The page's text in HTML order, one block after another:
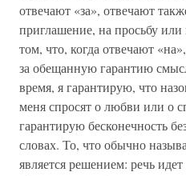
отвечают «за», отвечают
приглашение, на просьбу
том, что, когда отвечают
за обещанную гарантию
время, я гарантирую, что
меня спросят о любви или о
гарантирую бесконечность
словах. То, что обычно
является решением: речь